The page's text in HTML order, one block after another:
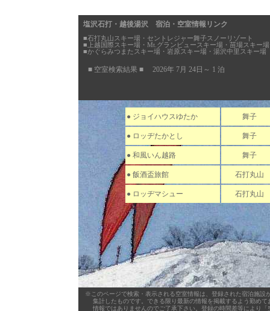
塩沢石打・越後湯沢 宿泊・空室情報リンク
■石打丸山スキー場・セントレジャー舞子スノーリゾート
■上越国際スキー場・Mt.グランビュースキー場・苗場スキー場
■かぐらみつまたスキー場・岩原スキー場・湯沢中里スキー場
■ 空室検索結果 ■ 2026年 7月 24日～ 1 泊
● ジョイハウスゆたか 舞子
● ロッヂたかとし 舞子
● 和風いん越路 舞子
● 飯酒盃旅館 石打丸山
● ロッヂマシュー 石打丸山
※このページで検索・表示される空室情報は、登録された宿泊施設
集計したものです。できる限り最新の情報を掲載するよう勤めて
情報ではありませんのでご了承下さい。登録の時間差等により「